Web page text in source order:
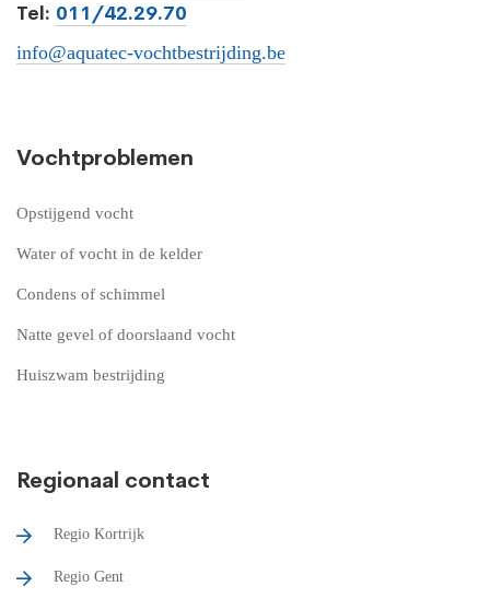
Tel: 011/42.29.70
info@aquatec-vochtbestrijding.be
Vochtproblemen
Opstijgend vocht
Water of vocht in de kelder
Condens of schimmel
Natte gevel of doorslaand vocht
Huiszwam bestrijding
Regionaal contact
Regio Kortrijk
Regio Gent